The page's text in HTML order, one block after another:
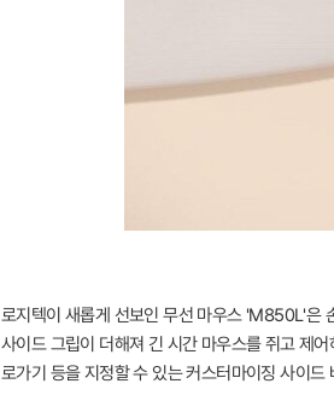
로지텍이 새롭게 선보인 무선 마우스 'M850L'은
사이드 그립이 더해져 긴 시간 마우스를 쥐고 제
로가기 등을 지정할 수 있는 커스터마이징 사이